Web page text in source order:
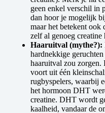
geen enkel verschil in
dan hoor je mogelijk
maar het betekent
zelf al genoeg creatine
Haaruitval (mythe?):
hardnekkige
haaruitval zou
voort uit één
rugbyspelers, waarbij
het hormoon DHT
creatine. DHT wordt
kaalheid, vandaar de